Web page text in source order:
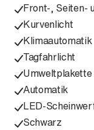
Front-, Seiten-
Kurvenlicht
Klimaautomatik
Tagfahrlicht
Umweltplakette
Automatik
LED-
Schwarz